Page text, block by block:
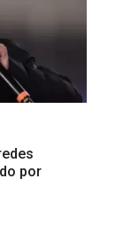
por